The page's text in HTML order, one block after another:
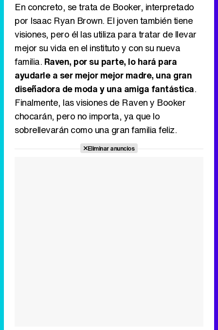
Tráiler de la tercera temporada de 'The Walking Dead: Dead City' de AMC+
En concreto, se trata de Booker, interpretado
por Isaac Ryan Brown. El joven también tiene
visiones, pero él las utiliza para tratar de llevar
mejor su vida en el instituto y con su nueva
familia. Raven, por su parte, lo hará para
ayudarle a ser mejor mejor madre, una gran
diseñadora de moda y una amiga fantástica.
Finalmente, las visiones de Raven y Booker
chocarán, pero no importa, ya que lo
sobrellevarán como una gran familia feliz.
Eliminar anuncios